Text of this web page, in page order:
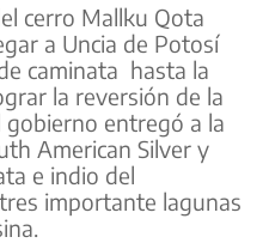
cerro Mallku Qota
a Uncia de Potosí
caminata hasta la
la reversión de la
gobierno entregó a la
American Silver y
e indio del
importante lagunas